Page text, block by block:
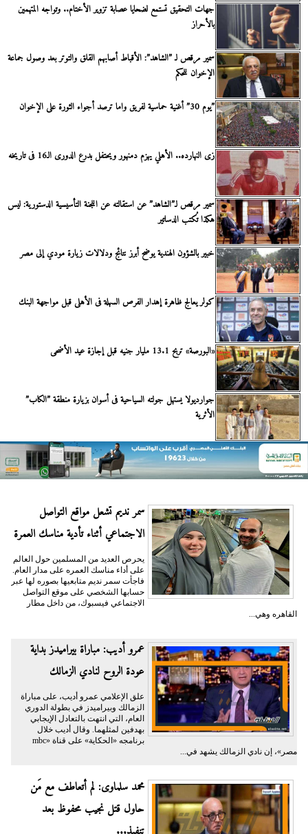
جهات التحقيق تستمع لضحايا عصابة تزوير الأختام.. وتواجه المتهمين
بالأحراز
سمير مرقص لـ ”الشاهد”: الأقباط أصابهم القلق والتوتر بعد وصول جماعة
الإخوان للحكم
”يوم 30” أغنية حماسية لفريق واما ترصد أجواء الثورة على الإخوان
زى النهارده.. الأهلي يهزم دمنهور ويحتفل بدرع الدورى الـ16 فى تاريخه
سمير مرقص لـ”الشاهد” عن استقالته عن اللجنة التأسيسية الدستورية: ليس
هكذا تُكتب الدساتير
خبير بالشؤون الهندية يوضح أبرز نتائج ودلالات زيارة مودي إلى مصر
كولر يعالج ظاهرة إهدار الفرص السهلة فى الأهلى قبل مواجهة البنك
«البورصة» تربح 13.1 مليار جنيه قبل إجازة عيد الأضحى
جوارديولا يستهل جولته السياحية فى أسوان بزيارة منطقة ”الكاب”
الأثرية
سمر نديم تشعل مواقع التواصل
الاجتماعي أثناء تأدية مناسك العمرة
يحرص العديد من المسلمين حول العالم
على أداء مناسك العمره على مدار العام.
فاجأت سمر نديم متابعيها بصوره لها عبر
حسابها الشخصي على موقع التواصل
الاجتماعي فيسبوك، من داخل مطار
القاهره وهي...
عمرو أديب: مباراة بيراميدز بداية
عودة الروح لنادي الزمالك
علق الإعلامي عمرو أديب، على مباراة
الزمالك وبيراميدز في بطولة الدوري
العام، التي انتهت بالتعادل الإيجابي
بهدفين لمثلهما. وقال أديب خلال
برنامجه «الحكاية» على قناة «mbc
مصر»، إن نادي الزمالك يشهد في...
محمد سلماوى: لم أتعاطف مع مَن
حاول قتل نجيب محفوظ بعد